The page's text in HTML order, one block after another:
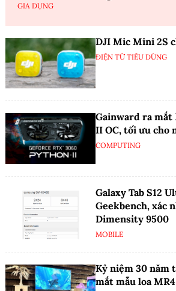
GIA DỤNG
DJI Mic Mini 2S
ĐIỆN TỬ TIÊU DÙNG
Gainward ra mắt
II OC, tối ưu cho
COMPUTING
Galaxy Tab S12
Geekbench, xác
Dimensity 9500
MOBILE
Kỷ niệm 30 năm
mắt mẫu loa